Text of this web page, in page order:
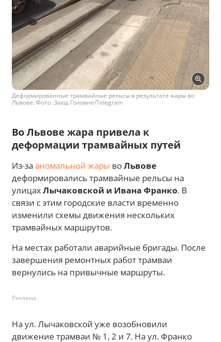
Деформированные трамвайные рельсы в результате жары во
Львове. Фото: Захід Головне/Telegram
Во Львове жара привела к
деформации трамвайных путей
Из-за аномальной жары воЛьвове
деформировались трамвайные рельсы на
улицахЛычаковской и Ивана Франко. В
связи с этим городские власти временно
изменили схемы движения нескольких
трамвайных маршрутов.
На местах работали аварийные бригады. После
завершения ремонтных работ трамваи
вернулись на привычные маршруты.
Реклама
На ул. Лычаковской уже возобновили
движение трамваи № 1, 2 и 7. На ул. Франко